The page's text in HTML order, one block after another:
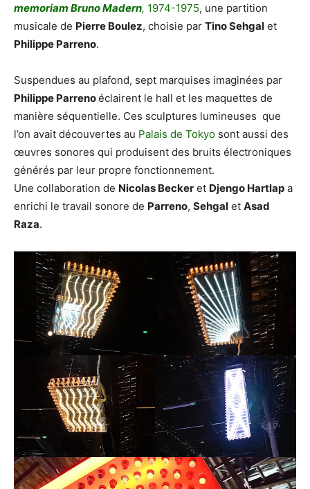
memoriam Bruno Madern, 1974-1975, une partition
musicale de Pierre Boulez, choisie par Tino Sehgal et
Philippe Parreno.
Suspendues au plafond, sept marquises imaginées par
Philippe Parrenoéclairent le hall et les maquettes de
manière séquentielle. Ces sculptures lumineuses que
l’on avait découvertes au Palais de Tokyo sont aussi des
œuvres sonores qui produisent des bruits électroniques
générés par leur propre fonctionnement.
Une collaboration de Nicolas Becker et Djengo Hartlap a
enrichi le travail sonore de Parreno, Sehgal et Asad
Raza.